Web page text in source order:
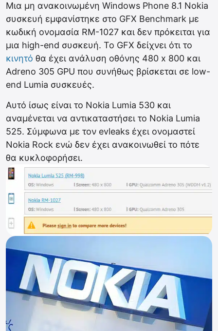
Mια μη ανακοινωμένη Windows Phone 8.1 Nokia
συσκευή εμφανίστηκε στο GFX Benchmark με
κωδική ονομασία RM-1027 και δεν πρόκειται για
μια high-end συσκευή. Το GFX δείχνει ότι το
κινητό θα έχει ανάλυση οθόνης 480 x 800 και
Adreno 305 GPU που συνήθως βρίσκεται σε low-
end Lumia συσκευές.
Αυτό ίσως είναι το Nokia Lumia 530 και
αναμένεται να αντικαταστήσει το Nokia Lumia
525. Σύμφωνα με τον evleaks έχει ονομαστεί
Nokia Rock ενώ δεν έχει ανακοινωθεί το πότε
θα κυκλοφορήσει.